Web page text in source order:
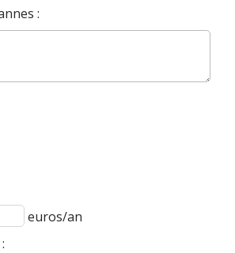
125 125 ch
:
euros/an